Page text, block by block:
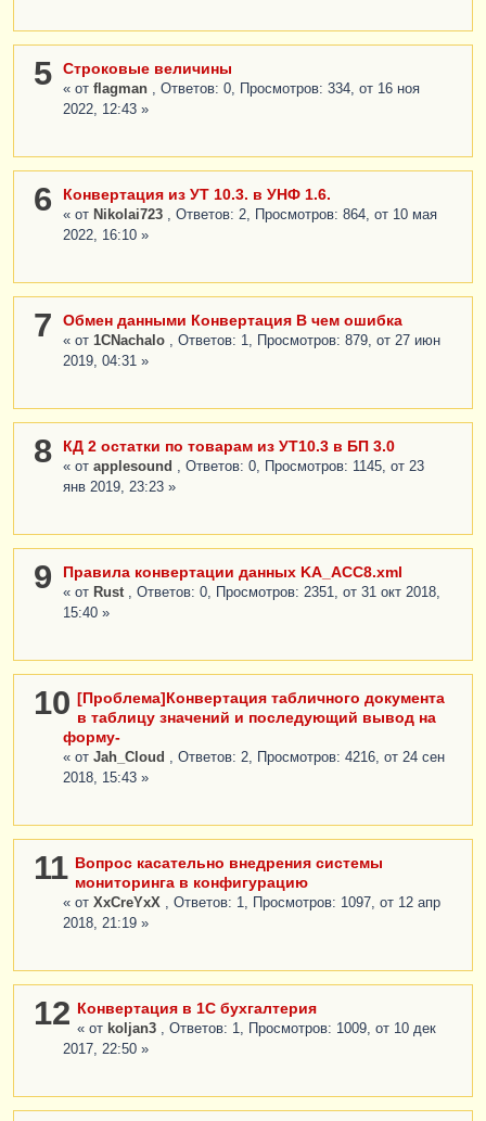
5 Строковые величины
« от flagman
, Ответов: 0, Просмотров: 334, от 16 ноя
2022, 12:43 »
6 Конвертация из УТ 10.3. в УНФ 1.6.
« от Nikolai723
, Ответов: 2, Просмотров: 864, от 10 мая
2022, 16:10 »
7 Обмен данными Конвертация В чем ошибка
« от 1СNachalo
, Ответов: 1, Просмотров: 879, от 27 июн
2019, 04:31 »
8 КД 2 остатки по товарам из УТ10.3 в БП 3.0
« от applesound
, Ответов: 0, Просмотров: 1145, от 23
янв 2019, 23:23 »
9 Правила конвертации данных KA_ACC8.xml
« от Rust
, Ответов: 0, Просмотров: 2351, от 31 окт 2018,
15:40 »
10 [Проблема]Конвертация табличного документа
в таблицу значений и последующий вывод на
форму-
« от Jah_Cloud
, Ответов: 2, Просмотров: 4216, от 24 сен
2018, 15:43 »
11 Вопрос касательно внедрения системы
мониторинга в конфигурацию
« от XxCreYxX
, Ответов: 1, Просмотров: 1097, от 12 апр
2018, 21:19 »
12 Конвертация в 1С бухгалтерия
« от koljan3
, Ответов: 1, Просмотров: 1009, от 10 дек
2017, 22:50 »